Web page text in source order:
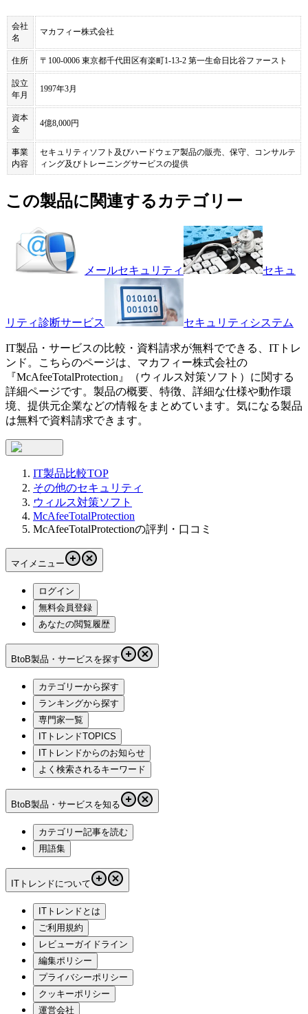
会社
名
マカフィー株式会社
住所 〒100-0006 東京都千代田区有楽町1-13-2 第一生命日比谷ファースト
設立
年月
1997年3月
資本
金
4億8,000円
事業
内容
セキュリティソフト及びハードウェア製品の販売、保守、コンサルテ
ィング及びトレーニングサービスの提供
この製品に関連するカテゴリー
メールセキュリティ セキュ
リティ診断サービス セキュリティシステム
IT製品・サービスの比較・資料請求が無料でできる、ITトレ
ンド。こちらのページは、 マカフィー株式会社の
『McAfeeTotalProtection 』（ ウィルス対策ソフト ）に関する
詳細ページです。製品の概要、特徴、詳細な仕様や動作環
境、提供元企業などの情報をまとめています。気になる製品
は無料で資料請求できます。
IT製品比較TOP
その他のセキュリティ
ウィルス対策ソフト
McAfeeTotalProtection
McAfeeTotalProtectionの評判・口コミ
マイメニュー
ログイン
無料会員登録
あなたの閲覧履歴
BtoB製品・サービスを探す
カテゴリーから探す
ランキングから探す
専門家一覧
ITトレンドTOPICS
ITトレンドからのお知らせ
よく検索されるキーワード
BtoB製品・サービスを知る
カテゴリー記事を読む
用語集
ITトレンドについて
ITトレンドとは
ご利用規約
レビューガイドライン
編集ポリシー
プライバシーポリシー
クッキーポリシー
運営会社